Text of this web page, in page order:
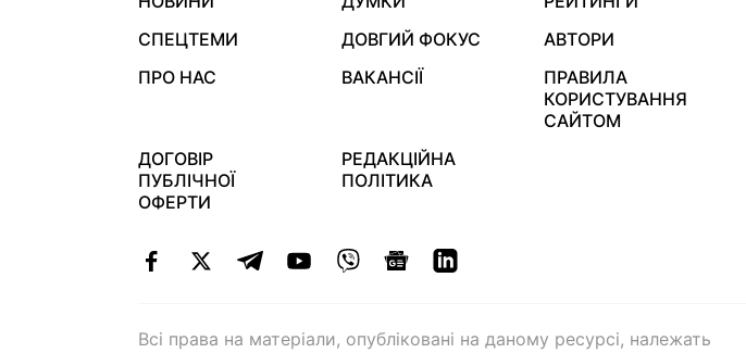
СПЕЦТЕМИ
ДОВГИЙ ФОКУС
АВТОРИ
ПРО НАС
ВАКАНСІЇ
ПРАВИЛА
КОРИСТУВАННЯ
САЙТОМ
ДОГОВІР
ПУБЛІЧНОЇ
ОФЕРТИ
РЕДАКЦІЙНА
ПОЛІТИКА
Всі права на матеріали, опубліковані на даному ресурсі, належать